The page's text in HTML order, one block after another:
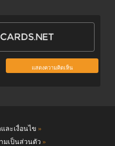
แสดงความคิดเห็น
ละเงื่อนไข »
มเป็นส่วนตัว »